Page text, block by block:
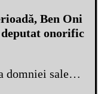
Ben Oni
deputat onorific
domniei sale…